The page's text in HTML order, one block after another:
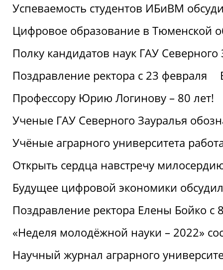
Успеваемость студентов ИБиВМ
Цифровое образование в Тюменской
Полку кандидатов наук ГАУ
Поздравление ректора с 23 февраля
Профессору Юрию Логинову – 80 лет!
Ученые ГАУ Северного Зауралья
Учёные аграрного университета
Открыть сердца навстречу
Будущее цифровой экономики
Поздравление ректора Елены Бойко с
«Неделя молодёжной науки – 2022»
Научный журнал аграрного